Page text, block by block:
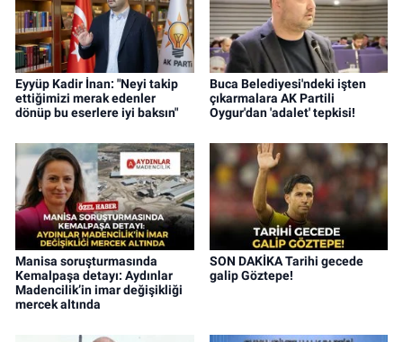
Eyyüp Kadir İnan: "Neyi takip
ettiğimizi merak edenler
dönüp bu eserlere iyi baksın"
Buca Belediyesi'ndeki işten
çıkarmalara AK Partili
Oygur'dan 'adalet' tepkisi!
Manisa soruşturmasında
Kemalpaşa detayı: Aydınlar
Madencilik’in imar değişikliği
mercek altında
SON DAKİKA Tarihi gecede
galip Göztepe!